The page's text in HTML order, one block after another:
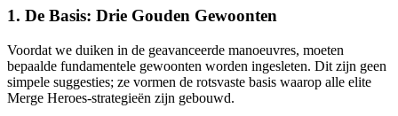
1. De Basis: Drie Gouden Gewoonten
Voordat we duiken in de geavanceerde manoeuvres, moeten
bepaalde fundamentele gewoonten worden ingesleten. Dit zijn geen
simpele suggesties; ze vormen de rotsvaste basis waarop alle elite
Merge Heroes-strategieën zijn gebouwd.